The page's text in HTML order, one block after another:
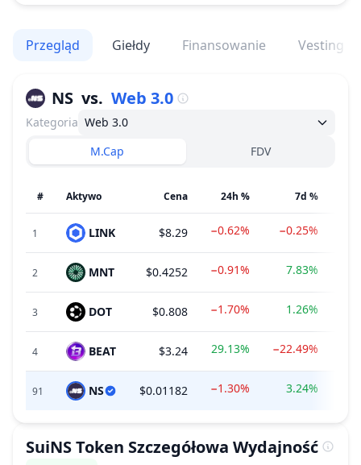
Przegląd Giełdy Finansowanie Vesting
NS vs. Web 3.0
Kategoria Web 3.0
M.Cap
FDV
# Aktywo Cena 24h % 7d %
1 LINK $8.29 −0.62% −0.25%
2 MNT $0.4252 −0.91% 7.83%
3 DOT $0.808 −1.70% 1.26%
4 BEAT $3.24 29.13% −22.49%
91 NS $0.01182 −1.30% 3.24%
SuiNS Token Szczegółowa Wydajność